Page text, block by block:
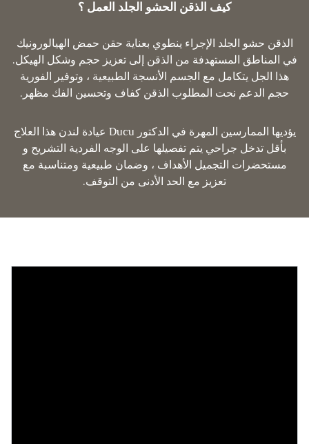
كيف الذقن الحشو الجلد العمل ؟
الذقن حشو الجلد الإجراء ينطوي بعناية حقن حمض الهيالورونيك
في المناطق المستهدفة من الذقن إلى تعزيز حجم وشكل الهيكل.
هذا الجل يتكامل مع الجسم الأنسجة الطبيعية ، وتوفير الفورية
حجم الدعم نحت المطلوب الذقن كفاف وتحسين الفك مظهر.
يؤديها الممارسين المهرة في الدكتور Ducu عيادة لندن هذا العلاج
بأقل تدخل جراحي يتم تفصيلها على الوجه الفردية التشريح و
مستحضرات التجميل الأهداف ، وضمان طبيعية ومتناسبة مع
تعزيز مع الحد الأدنى من التوقف.